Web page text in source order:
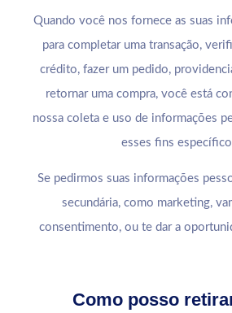
Quando você nos fornece as suas
para completar uma transação,
crédito, fazer um pedido,
retornar uma compra, você está
nossa coleta e uso de informações
esses fins
Se pedirmos suas informações
secundária, como marketing,
consentimento, ou te dar a
Como posso